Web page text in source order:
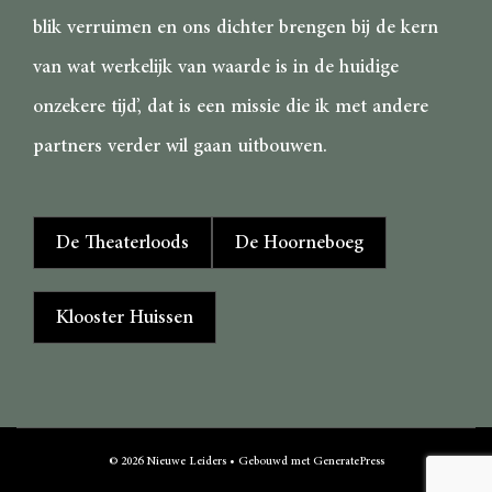
blik verruimen en ons dichter brengen bij de kern
van wat werkelijk van waarde is in de huidige
onzekere tijd’, dat is een missie die ik met andere
partners verder wil gaan uitbouwen.
De Theaterloods De Hoorneboeg
Klooster Huissen
© 2026 Nieuwe Leiders• Gebouwd metGeneratePress